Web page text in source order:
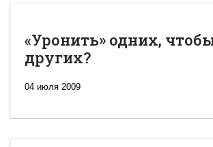
«Уронить» одних,
других?
04 июля 2009